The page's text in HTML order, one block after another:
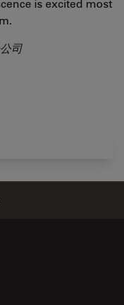
is excited most
司